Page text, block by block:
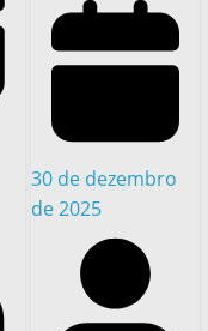
30 de dezembro
de 2025